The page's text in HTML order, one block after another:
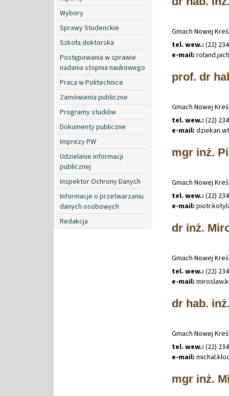
Wybory
Sprawy Studenckie
Szkoła doktorska
Postępowania w sprawie
nadania stopnia naukowego
Praca w Politechnice
Zamówienia publiczne
Programy studiów
Dokumenty publiczne
Imprezy PW
Udzielanie informacji
publicznej
Inspektor Ochrony Danych
Informacje o przetwarzaniu
danych osobowych
Redakcja
Gmach Nowej
tel. wew.: (22)
e-mail: roland.
prof. dr
Gmach Nowej
tel. wew.: (22)
e-mail: dziekan.
mgr inż.
Gmach Nowej
tel. wew.: (22)
e-mail: piotr.
dr inż.
Gmach Nowej
tel. wew.: (22)
e-mail: miroslaw.
dr hab.
Gmach Nowej
tel. wew.: (22)
e-mail: michal.
mgr inż.